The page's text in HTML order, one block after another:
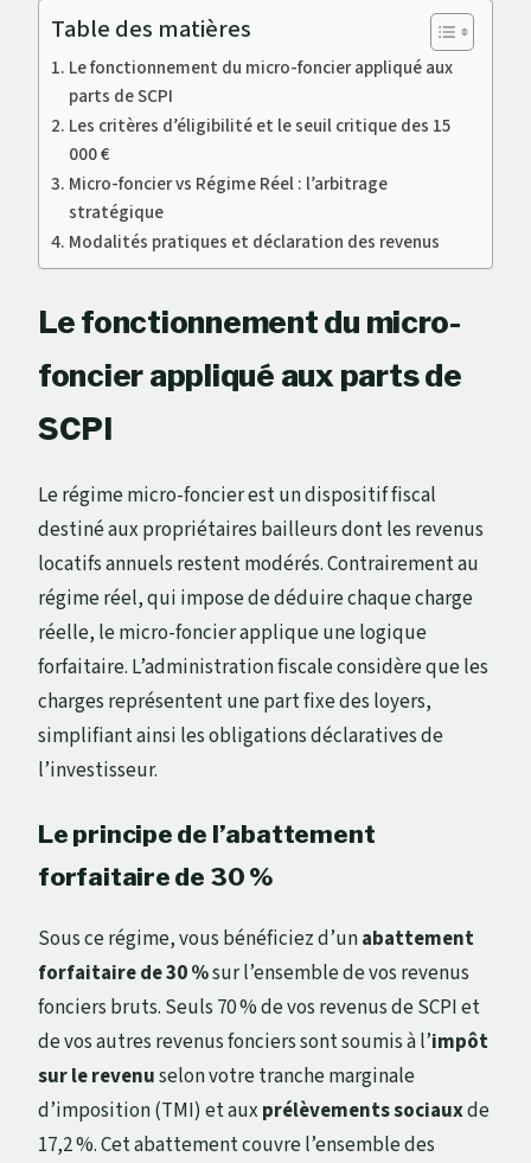
Table des matières
Le fonctionnement du micro-foncier appliqué aux
parts de SCPI
Les critères d’éligibilité et le seuil critique des 15
000 €
Micro-foncier vs Régime Réel : l’arbitrage
stratégique
Modalités pratiques et déclaration des revenus
Le fonctionnement du micro-
foncier appliqué aux parts de
SCPI
Le régime micro-foncier est un dispositif fiscal
destiné aux propriétaires bailleurs dont les revenus
locatifs annuels restent modérés. Contrairement au
régime réel, qui impose de déduire chaque charge
réelle, le micro-foncier applique une logique
forfaitaire. L’administration fiscale considère que les
charges représentent une part fixe des loyers,
simplifiant ainsi les obligations déclaratives de
l’investisseur.
Le principe de l’abattement
forfaitaire de 30 %
Sous ce régime, vous bénéficiez d’unabattement
forfaitaire de 30 %sur l’ensemble de vos revenus
fonciers bruts. Seuls 70 % de vos revenus de SCPI et
de vos autres revenus fonciers sont soumis à l’impôt
sur le revenuselon votre tranche marginale
d’imposition (TMI) et aux prélèvements sociauxde
17,2 %. Cet abattement couvre l’ensemble des